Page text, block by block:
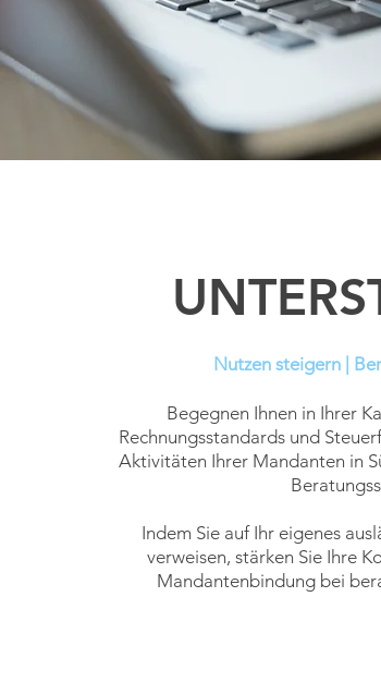
Nutzen steigern |
Begegnen Ihnen in Ihrer
Rechnungsstandards und
Aktivitäten Ihrer Mandanten in
Indem Sie auf Ihr eigenes
verweisen, stärken Sie Ihre
Mandantenbindung bei